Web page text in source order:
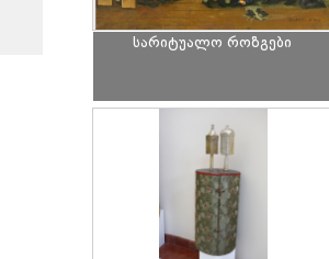
სარიტუალო როზგები